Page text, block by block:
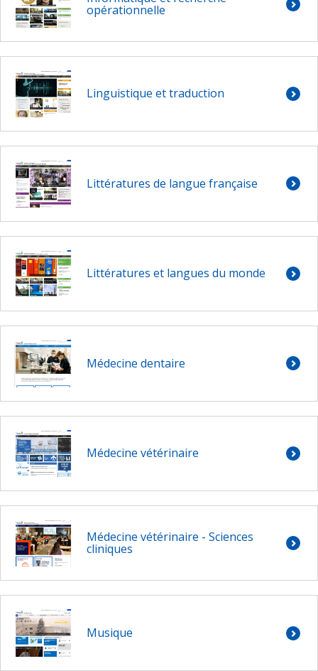
opérationnelle
Linguistique et traduction
Littératures de langue française
Littératures et langues du monde
Médecine dentaire
Médecine vétérinaire
Médecine vétérinaire - Sciences
cliniques
Musique